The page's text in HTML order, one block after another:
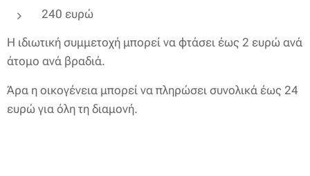
240 ευρώ
Η ιδιωτική συμμετοχή μπορεί να φτάσει έως 2 ευρώ ανά
άτομο ανά βραδιά.
Άρα η οικογένεια μπορεί να πληρώσει συνολικά έως 24
ευρώ για όλη τη διαμονή.